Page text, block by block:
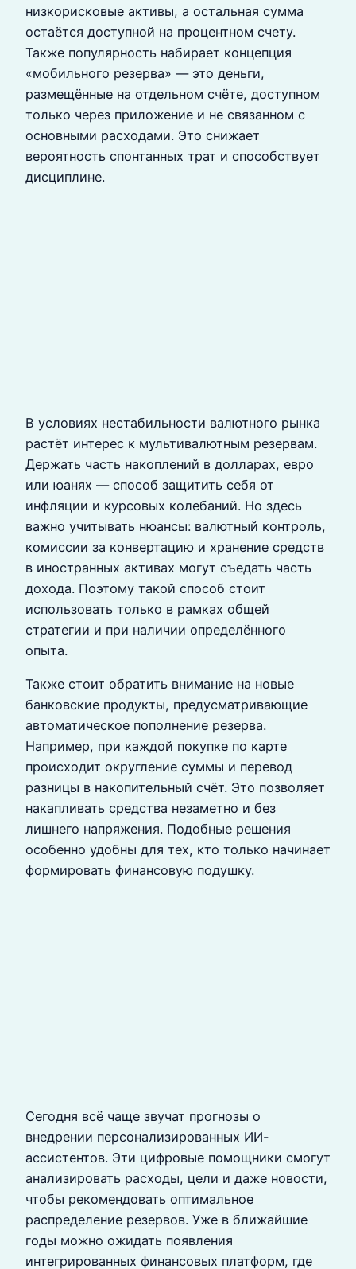
низкорисковые активы, а остальная сумма
остаётся доступной на процентном счету.
Также популярность набирает концепция
«мобильного резерва» — это деньги,
размещённые на отдельном счёте, доступном
только через приложение и не связанном с
основными расходами. Это снижает
вероятность спонтанных трат и способствует
дисциплине.
В условиях нестабильности валютного рынка
растёт интерес к мультивалютным резервам.
Держать часть накоплений в долларах, евро
или юанях — способ защитить себя от
инфляции и курсовых колебаний. Но здесь
важно учитывать нюансы: валютный контроль,
комиссии за конвертацию и хранение средств
в иностранных активах могут съедать часть
дохода. Поэтому такой способ стоит
использовать только в рамках общей
стратегии и при наличии определённого
опыта.
Также стоит обратить внимание на новые
банковские продукты, предусматривающие
автоматическое пополнение резерва.
Например, при каждой покупке по карте
происходит округление суммы и перевод
разницы в накопительный счёт. Это позволяет
накапливать средства незаметно и без
лишнего напряжения. Подобные решения
особенно удобны для тех, кто только начинает
формировать финансовую подушку.
Сегодня всё чаще звучат прогнозы о
внедрении персонализированных ИИ-
ассистентов. Эти цифровые помощники смогут
анализировать расходы, цели и даже новости,
чтобы рекомендовать оптимальное
распределение резервов. Уже в ближайшие
годы можно ожидать появления
интегрированных финансовых платформ, где